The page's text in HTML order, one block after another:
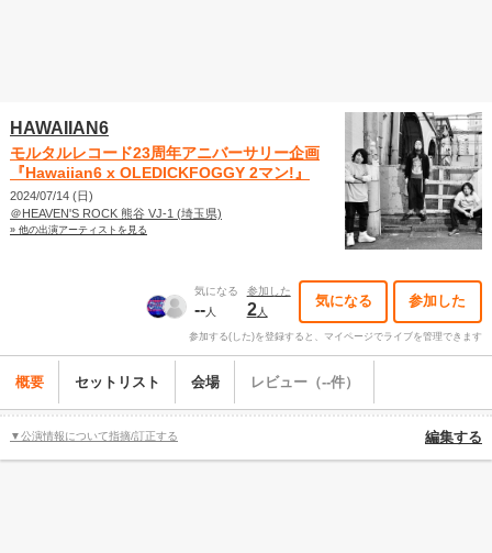
HAWAIIAN6
モルタルレコード23周年アニバーサリー企画
『Hawaiian6 x OLEDICKFOGGY 2マン!』
2024/07/14 (日)
＠HEAVEN'S ROCK 熊谷 VJ-1 (埼玉県)
» 他の出演アーティストを見る
気になる
--人
参加した
2人
気になる 参加した
参加する(した)を登録すると、マイページでライブを管理できます
概要 セットリスト 会場 レビュー（--件）
▼公演情報について指摘/訂正する 編集する